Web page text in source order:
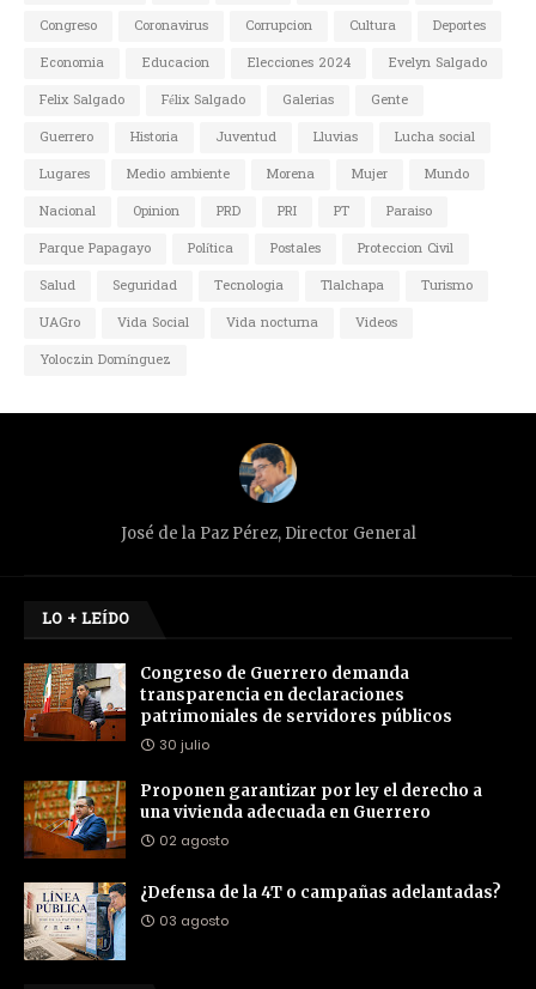
Congreso
Coronavirus Corrupcion Cultura
Deportes
Economia
Educacion Elecciones 2024
Evelyn Salgado
Felix Salgado
Félix Salgado Galerias
Gente
Guerrero
Historia Juventud Lluvias
Lucha social
Lugares
Medio ambiente Morena Mujer
Mundo
Nacional
Opinion PRD PRI PT
Paraiso
Parque Papagayo
Política Postales
Proteccion Civil
Salud
Seguridad Tecnologia Tlalchapa
Turismo
UAGro
Vida Social Vida nocturna
Videos
Yoloczin Domínguez
José de la Paz Pérez, Director General
LO + LEÍDO
Congreso de Guerrero demanda
transparencia en declaraciones
patrimoniales de servidores públicos
30 julio
Proponen garantizar por ley el derecho a
una vivienda adecuada en Guerrero
02 agosto
¿Defensa de la 4T o campañas adelantadas?
03 agosto